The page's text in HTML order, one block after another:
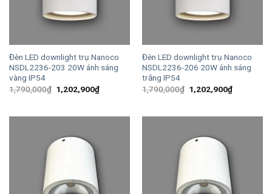
Đèn LED downlight trụ Nanoco
NSDL2236-203 20W ánh sáng
vàng IP54
1,790,000₫ Giá
gốc
1,202,900₫Giá
hiện
Đèn LED downlight trụ Nanoco
NSDL2236-206 20W ánh sáng
trắng IP54
1,790,000₫ Giá
gốc
1,202,900₫Giá
hiện